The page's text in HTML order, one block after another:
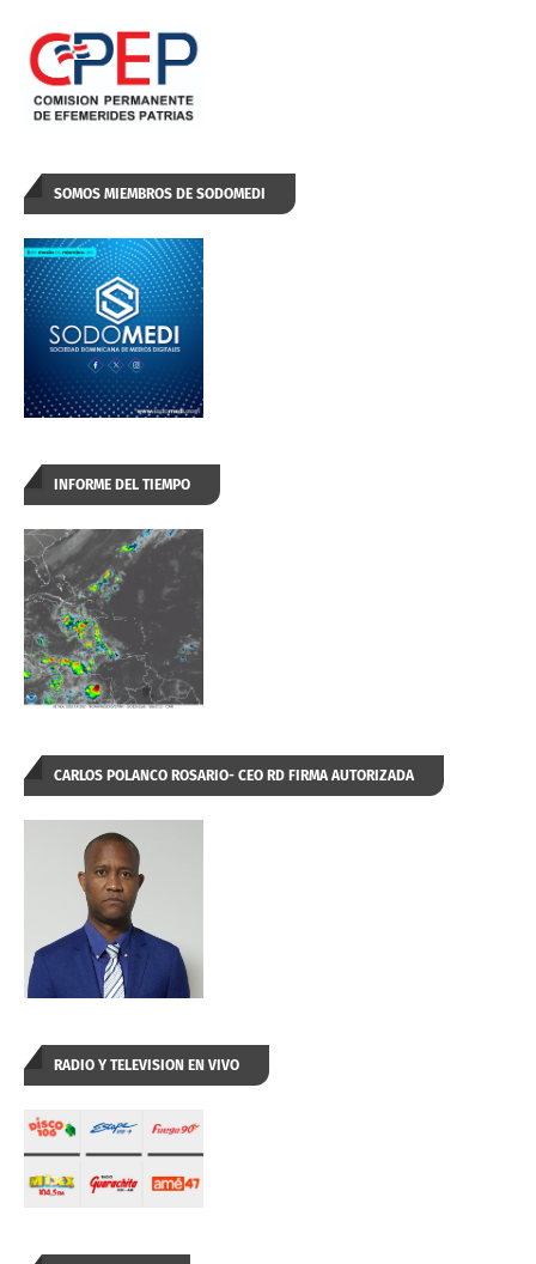
SOMOS MIEMBROS DE SODOMEDI
INFORME DEL TIEMPO
CARLOS POLANCO ROSARIO- CEO RD FIRMA AUTORIZADA
RADIO Y TELEVISION EN VIVO